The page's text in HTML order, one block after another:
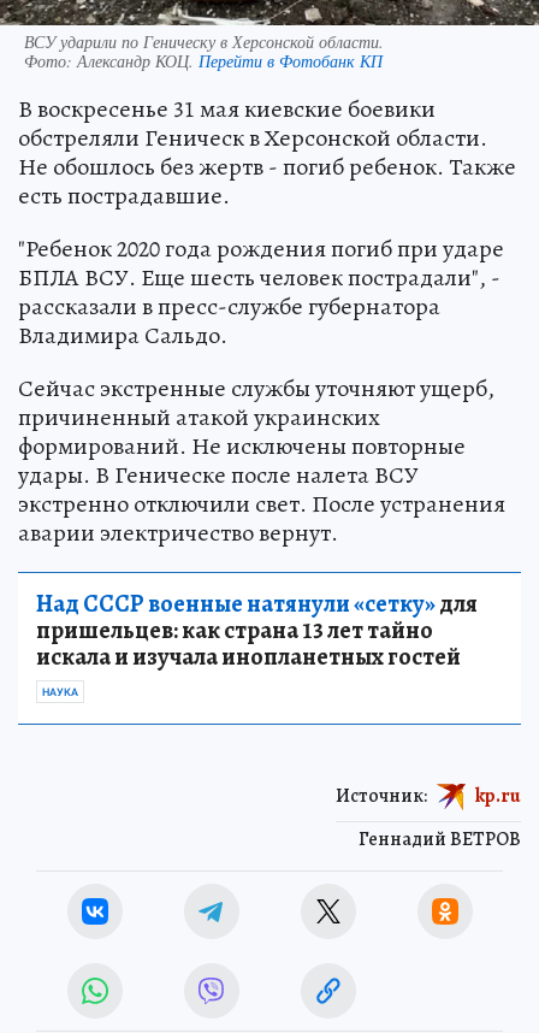
ВСУ ударили по Геническу в Херсонской области.
Фото: Александр КОЦ. Перейти в Фотобанк КП
В воскресенье 31 мая киевские боевики
обстреляли Геническ в Херсонской области.
Не обошлось без жертв - погиб ребенок. Также
есть пострадавшие.
"Ребенок 2020 года рождения погиб при ударе
БПЛА ВСУ. Еще шесть человек пострадали", -
рассказали в пресс-службе губернатора
Владимира Сальдо.
Сейчас экстренные службы уточняют ущерб,
причиненный атакой украинских
формирований. Не исключены повторные
удары. В Геническе после налета ВСУ
экстренно отключили свет. После устранения
аварии электричество вернут.
Над СССР военные натянули «сетку»для
пришельцев: как страна 13 лет тайно
искала и изучала инопланетных гостей
НАУКА
Геннадий ВЕТРОВ
Источник: kp.ru